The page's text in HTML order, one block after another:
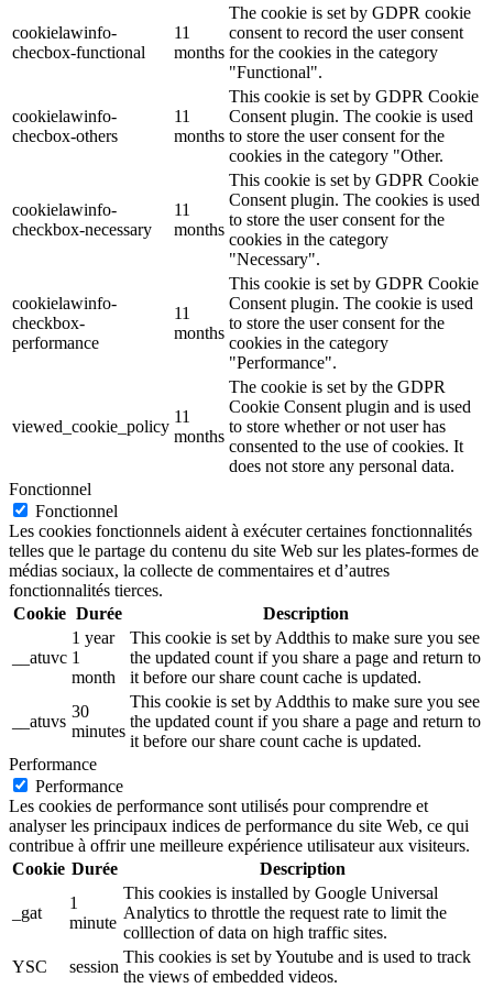
cookielawinfo-
checbox-functional
11
months
The cookie is set by GDPR cookie
consent to record the user consent
for the cookies in the category
"Functional".
cookielawinfo-
checbox-others
11
months
This cookie is set by GDPR Cookie
Consent plugin. The cookie is used
to store the user consent for the
cookies in the category "Other.
cookielawinfo-
checkbox-necessary
11
months
This cookie is set by GDPR Cookie
Consent plugin. The cookies is used
to store the user consent for the
cookies in the category
"Necessary".
cookielawinfo-
checkbox-
performance
11
months
This cookie is set by GDPR Cookie
Consent plugin. The cookie is used
to store the user consent for the
cookies in the category
"Performance".
viewed_cookie_policy
11
months
The cookie is set by the GDPR
Cookie Consent plugin and is used
to store whether or not user has
consented to the use of cookies. It
does not store any personal data.
Fonctionnel
Fonctionnel
Les cookies fonctionnels aident à exécuter certaines fonctionnalités
telles que le partage du contenu du site Web sur les plates-formes de
médias sociaux, la collecte de commentaires et d’autres
fonctionnalités tierces.
Cookie Durée Description
__atuvc
1 year
1
month
This cookie is set by Addthis to make sure you see
the updated count if you share a page and return to
it before our share count cache is updated.
__atuvs
30
minutes
This cookie is set by Addthis to make sure you see
the updated count if you share a page and return to
it before our share count cache is updated.
Performance
Performance
Les cookies de performance sont utilisés pour comprendre et
analyser les principaux indices de performance du site Web, ce qui
contribue à offrir une meilleure expérience utilisateur aux visiteurs.
Cookie Durée Description
_gat
1
minute
This cookies is installed by Google Universal
Analytics to throttle the request rate to limit the
colllection of data on high traffic sites.
YSC
session
This cookies is set by Youtube and is used to track
the views of embedded videos.